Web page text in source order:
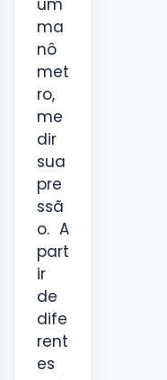
ma
nô
met
ro,
me
dir
sua
pre
ssã
o. A
part
ir
de
dife
rent
es